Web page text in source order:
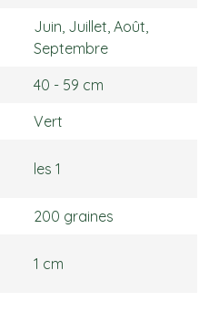
Juin, Juillet, Août,
Septembre
40 - 59 cm
Vert
les 1
200 graines
1 cm